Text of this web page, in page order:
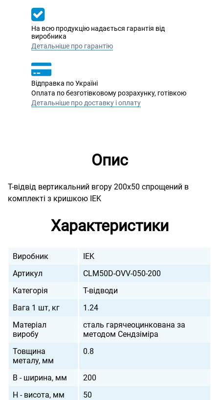
На всю продукцію надається гарантія від
виробника
Детальніше про гарантію
Відправка по Україні
Оплата по безготівковому розрахунку, готівкою
Детальніше про доставку і оплату
Опис
Т-відвід вертикальний вгору 200х50 спрощений в
комплекті з кришкою IEK
Характеристики
Виробник
IEK
Артикул
CLM50D-OVV-050-200
Категорія
Т-відводи
Вага 1 шт, кг
1.24
Матеріал
виробу
сталь гарячеоцинкована за
методом Сендзіміра
Товщина
металу, мм
0.8
B - ширина, мм
200
H - висота, мм
50